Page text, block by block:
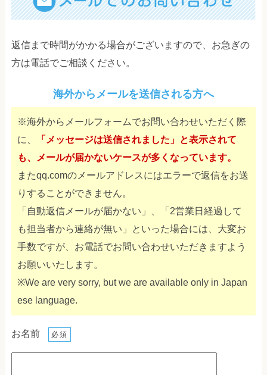
返信まで時間がかかる場合がございますので、お急ぎの
方は電話でご相談ください。
海外からメールを送信される方へ
※海外からメールフォームでお問い合わせいただく際
に、
「メッセージは送信されました」と表示されて
も、メールが届かないケースが多くなっています。
またqq.comのメールアドレスにはエラーで返信をお送
りすることができません。
「自動返信メールが届かない」、「2営業日経過して
も担当者から連絡が無い」といった場合には、大変お
手数ですが、お電話でお問い合わせいただきますよう
お願いいたします。
※We are very sorry, but we are available only in Japan
ese language.
お名前 必須